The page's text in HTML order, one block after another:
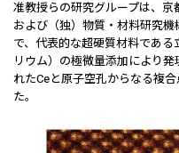
准教授らの研究グループは、京
および（独）物質・材料研究
で、代表的な超硬質材料である
リウム）の極微量添加により
れたCeと原子空孔からなる複
た。